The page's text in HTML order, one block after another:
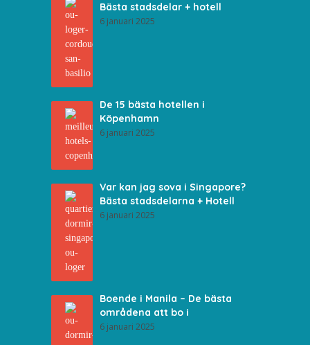
Bästa stadsdelar + hotell
6 januari 2025
De 15 bästa hotellen i
Köpenhamn
6 januari 2025
Var kan jag sova i Singapore?
Bästa stadsdelarna + Hotell
6 januari 2025
Boende i Manila – De bästa
områdena att bo i
6 januari 2025